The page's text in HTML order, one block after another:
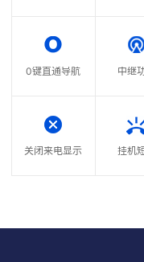
0键直通导航 中继
关闭来电显示 挂机